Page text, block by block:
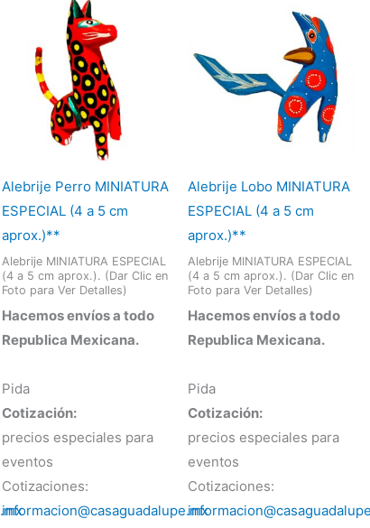
Alebrije Perro MINIATURA
ESPECIAL (4 a 5 cm
aprox.)**
Alebrije MINIATURA ESPECIAL
(4 a 5 cm aprox.). (Dar Clic en
Foto para Ver Detalles)
Hacemos envíos a todo
Republica Mexicana.
Pida
Cotización:
precios especiales para
eventos
Cotizaciones:
informacion@casaguadalupe.mx
Alebrije Lobo MINIATURA
ESPECIAL (4 a 5 cm
aprox.)**
Alebrije MINIATURA ESPECIAL
(4 a 5 cm aprox.). (Dar Clic en
Foto para Ver Detalles)
Hacemos envíos a todo
Republica Mexicana.
Pida
Cotización:
precios especiales para
eventos
Cotizaciones: